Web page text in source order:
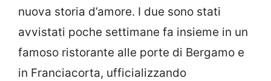
nuova storia d’amore. I due sono stati
avvistati poche settimane fa insieme in un
famoso ristorante alle porte di Bergamo e
in Franciacorta, ufficializzando